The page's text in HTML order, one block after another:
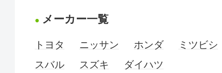
メーカー一覧
トヨタ ニッサン ホンダ
ミツビシ
スバル
スズキ ダイハツ